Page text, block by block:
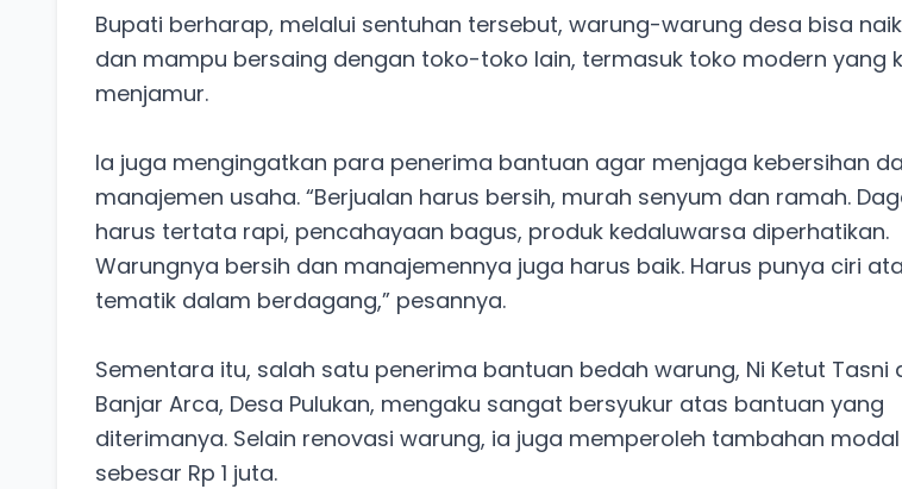
Bupati berharap, melalui sentuhan tersebut, warung-warung desa bisa
dan mampu bersaing dengan toko-toko lain, termasuk toko modern yang
menjamur.
Ia juga mengingatkan para penerima bantuan agar menjaga kebersihan
manajemen usaha. “Berjualan harus bersih, murah senyum dan ramah.
harus tertata rapi, pencahayaan bagus, produk kedaluwarsa diperhatikan.
Warungnya bersih dan manajemennya juga harus baik. Harus punya ciri
tematik dalam berdagang,” pesannya.
Sementara itu, salah satu penerima bantuan bedah warung, Ni Ketut Tasni
Banjar Arca, Desa Pulukan, mengaku sangat bersyukur atas bantuan yang
diterimanya. Selain renovasi warung, ia juga memperoleh tambahan
sebesar Rp 1 juta.